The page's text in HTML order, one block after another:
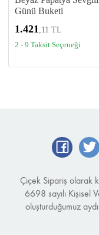
Günü Buketi
1.421 ,11 TL
2 - 9 Taksit Seçeneği
Çiçek Sipariş olarak
6698 sayılı Kişisel
oluşturduğumuz